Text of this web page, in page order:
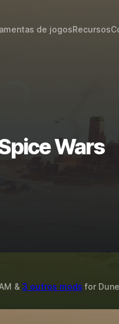
de jogosRecursos
Wars
& 3 outros mods for